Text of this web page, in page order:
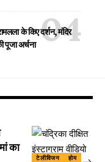
के किए दर्शन, मंदिर
पूजा अर्चना
टेलीविजन होम
का